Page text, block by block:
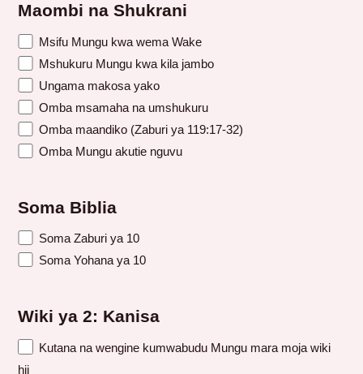
Maombi na Shukrani
Msifu Mungu kwa wema Wake
Mshukuru Mungu kwa kila jambo
Ungama makosa yako
Omba msamaha na umshukuru
Omba maandiko (Zaburi ya 119:17-32)
Omba Mungu akutie nguvu
Soma Biblia
Soma Zaburi ya 10
Soma Yohana ya 10
Wiki ya 2: Kanisa
Kutana na wengine kumwabudu Mungu mara moja wiki
hii